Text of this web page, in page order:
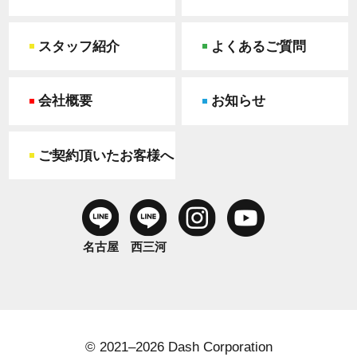
スタッフ紹介 よくあるご質問
会社概要 お知らせ
ご契約頂いたお客様へ
名古屋 西三河
© 2021–2026 Dash Corporation